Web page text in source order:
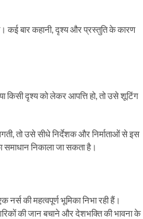
कई बार कहानी, दृश्य और प्रस्तुति के कारण
किसी दृश्य को लेकर आपत्ति हो, तो उसे शूटिंग
तो उसे सीधे निर्देशक और निर्माताओं से इस
निकाला जा सकता है।
की महत्वपूर्ण भूमिका निभा रही हैं।
की जान बचाने और देशभक्ति की भावना के